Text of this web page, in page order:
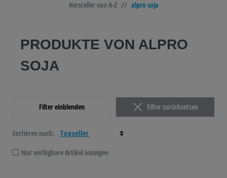
Hersteller von A-Z // alpro soja
PRODUKTE VON ALPRO
SOJA
Filter einblenden Filter zurücksetzen
Sortieren nach:
Nur verfügbare Artikel anzeigen